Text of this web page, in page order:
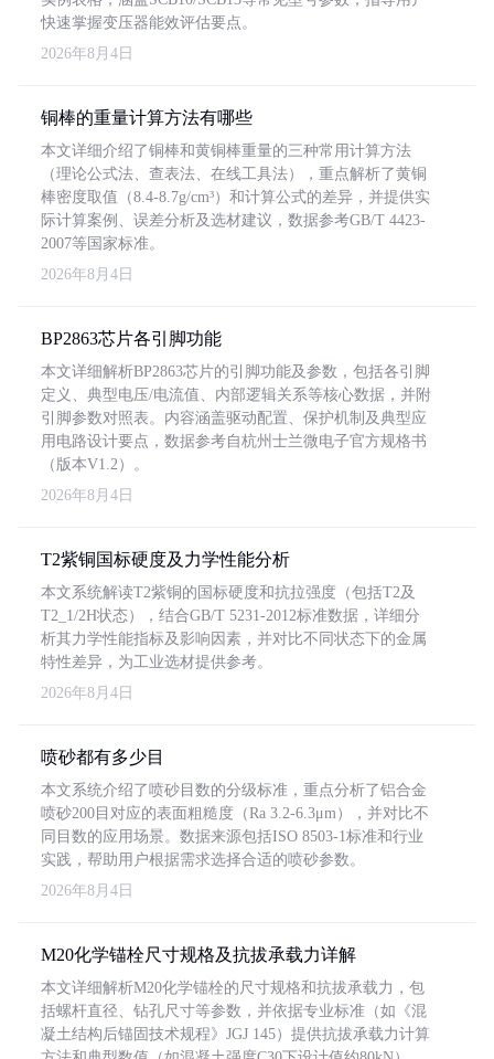
快速掌握变压器能效评估要点。
2026年8月4日
铜棒的重量计算方法有哪些
本文详细介绍了铜棒和黄铜棒重量的三种常用计算方法
（理论公式法、查表法、在线工具法），重点解析了黄铜
棒密度取值（8.4-8.7g/cm³）和计算公式的差异，并提供实
际计算案例、误差分析及选材建议，数据参考GB/T 4423-
2007等国家标准。
2026年8月4日
BP2863芯片各引脚功能
本文详细解析BP2863芯片的引脚功能及参数，包括各引脚
定义、典型电压/电流值、内部逻辑关系等核心数据，并附
引脚参数对照表。内容涵盖驱动配置、保护机制及典型应
用电路设计要点，数据参考自杭州士兰微电子官方规格书
（版本V1.2）。
2026年8月4日
T2紫铜国标硬度及力学性能分析
本文系统解读T2紫铜的国标硬度和抗拉强度（包括T2及
T2_1/2H状态），结合GB/T 5231-2012标准数据，详细分
析其力学性能指标及影响因素，并对比不同状态下的金属
特性差异，为工业选材提供参考。
2026年8月4日
喷砂都有多少目
本文系统介绍了喷砂目数的分级标准，重点分析了铝合金
喷砂200目对应的表面粗糙度（Ra 3.2-6.3μm），并对比不
同目数的应用场景。数据来源包括ISO 8503-1标准和行业
实践，帮助用户根据需求选择合适的喷砂参数。
2026年8月4日
M20化学锚栓尺寸规格及抗拔承载力详解
本文详细解析M20化学锚栓的尺寸规格和抗拔承载力，包
括螺杆直径、钻孔尺寸等参数，并依据专业标准（如《混
凝土结构后锚固技术规程》JGJ 145）提供抗拔承载力计算